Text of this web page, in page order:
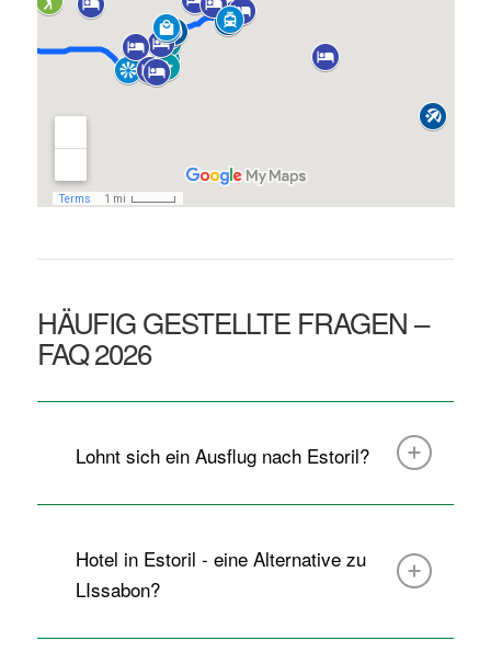
HÄUFIG GESTELLTE FRAGEN –
FAQ 2026
Lohnt sich ein Ausflug nach Estoril?
Hotel in Estoril - eine Alternative zu
LIssabon?